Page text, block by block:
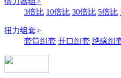
3倍比 10倍比 30倍比 5倍比
扭力组套>
套筒组套 开口组套 绝缘组